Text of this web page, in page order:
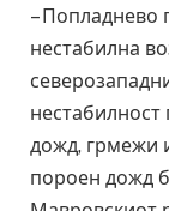
– Попладнево
нестабилна
дожд, грмежи
пороен дожд